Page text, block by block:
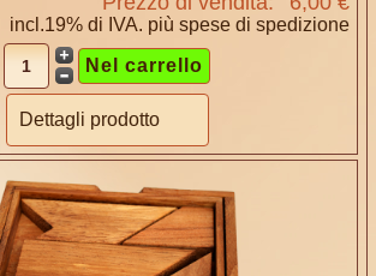
incl.19% di IVA. più spese di spedizione
Dettagli prodotto